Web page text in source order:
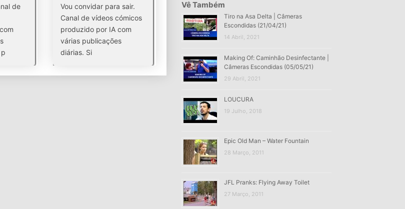
de
Vou convidar para sair.
Canal de vídeos cómicos
produzido por IA com
várias publicações
diárias. Si
Vê Também
Tiro na Asa Delta | Câmeras
Escondidas (21/04/21)
14 Abril, 2021
Making Of: Caminhão Desinfectante |
Câmeras Escondidas (05/05/21)
29 Abril, 2021
LOUCURA
19 Julho, 2018
Epic Old Man – Water Fountain
28 Março, 2011
JFL Pranks: Flying Away Toilet
27 Março, 2011